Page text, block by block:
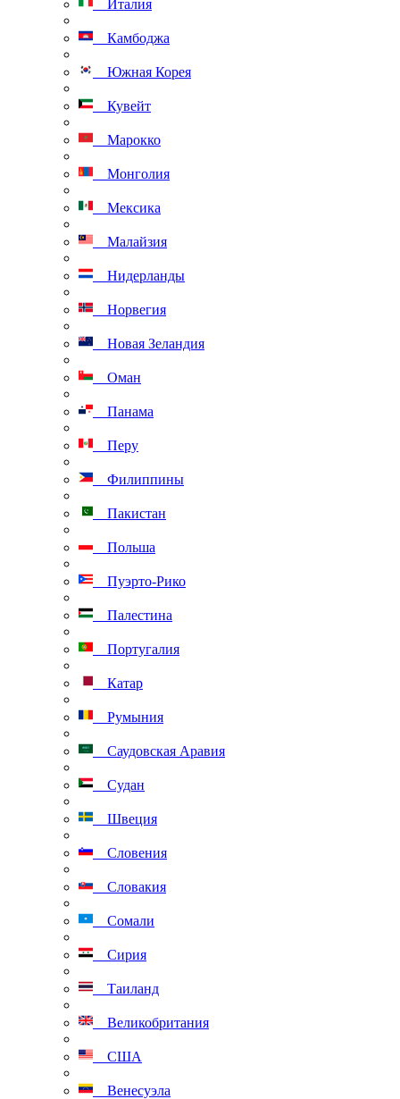
Италия
Камбоджа
Южная Корея
Кувейт
Марокко
Монголия
Мексика
Малайзия
Нидерланды
Норвегия
Новая Зеландия
Оман
Панама
Перу
Филиппины
Пакистан
Польша
Пуэрто-Рико
Палестина
Португалия
Катар
Румыния
Саудовская Аравия
Судан
Швеция
Словения
Словакия
Сомали
Сирия
Таиланд
Великобритания
США
Венесуэла